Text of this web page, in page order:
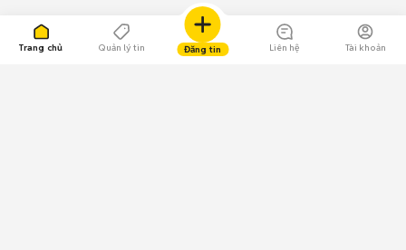
Trang chủ Quản lý tin Đăng tin Liên hệ Tài khoản